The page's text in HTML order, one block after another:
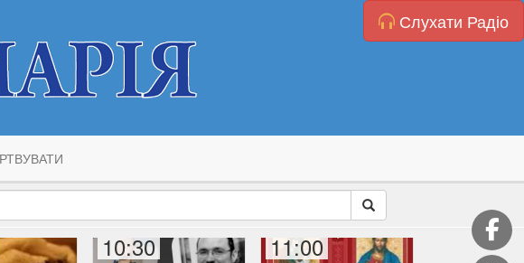
Слухати Радіо
10:30 11:00 11:20